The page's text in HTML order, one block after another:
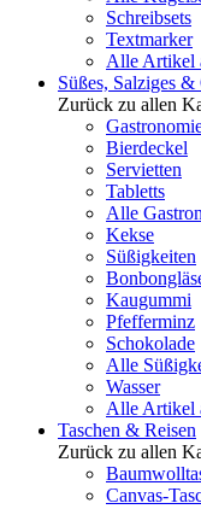
Schreibsets
Textmarker
Alle Artikel
Süßes, Salziges &
Zurück zu allen
Bierdeckel
Servietten
Tabletts
Alle
Kekse
Süßigkeiten
Kaugummi
Pfefferminz
Schokolade
Alle
Wasser
Alle Artikel
Taschen & Reisen
Zurück zu allen
Canvas-